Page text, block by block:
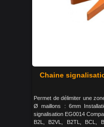
Chaine
Permet de délimiter une
Ø maillons : 6mm
signalisation EG0014
B2L, B2VL, B2TL, BCL,